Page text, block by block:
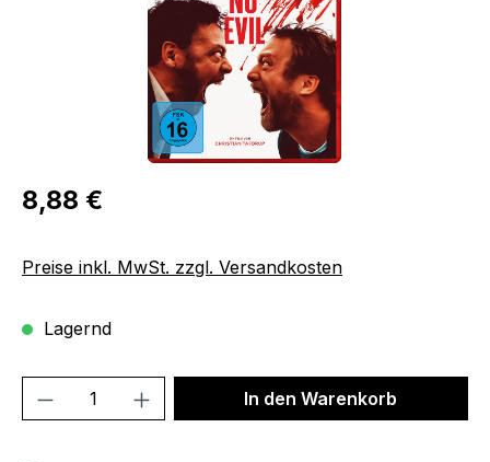
Regulärer Preis:
8,88 €
Preise inkl. MwSt. zzgl. Versandkosten
Lagernd
Produkt Anzahl: Gib denIn den Warenkorb